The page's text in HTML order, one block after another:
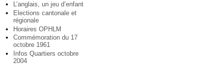
L’anglais, un jeu d’enfant
Elections cantonale et
régionale
Horaires OPHLM
Commémoration du 17
octobre 1961
Infos Quartiers octobre
2004